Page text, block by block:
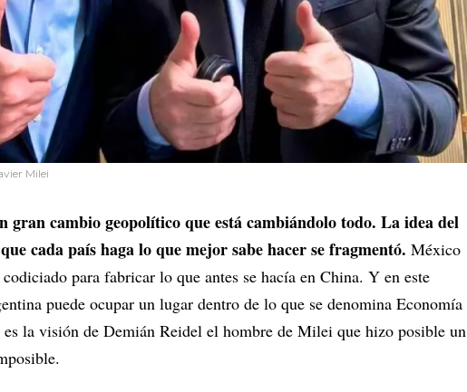
Milei
gran cambio geopolítico que está cambiándolo todo. La idea del
cada país haga lo que mejor sabe hacer se fragmentó. México
para fabricar lo que antes se hacía en China. Y en este
puede ocupar un lugar dentro de lo que se denomina Economía
la visión de Demián Reidel el hombre de Milei que hizo posible un